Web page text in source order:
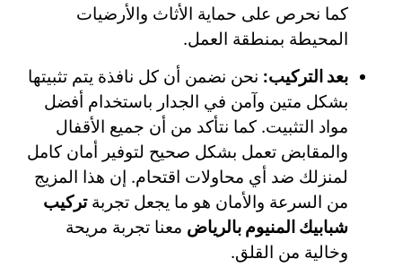
كما نحرص على حماية الأثاث والأرضيات
المحيطة بمنطقة العمل.
بعد التركيب: نحن نضمن أن كل نافذة يتم تثبيتها
بشكل متين وآمن في الجدار باستخدام أفضل
مواد التثبيت. كما نتأكد من أن جميع الأقفال
والمقابض تعمل بشكل صحيح لتوفير أمان كامل
لمنزلك ضد أي محاولات اقتحام. إن هذا المزيج
من السرعة والأمان هو ما يجعل تجربةتركيب
شبابيك المنيوم بالرياض معنا تجربة مريحة
وخالية من القلق.